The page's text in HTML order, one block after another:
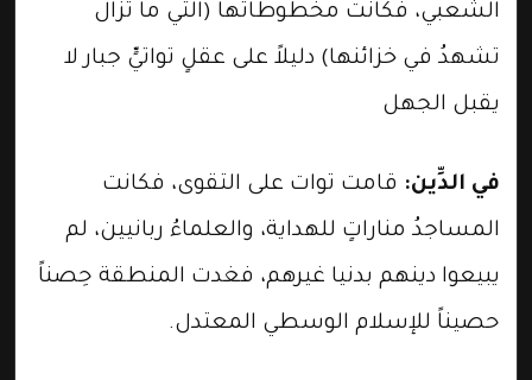
الشعبي، فكانت مخطوطاتها (التي ما تزال
تشهدُ في خزائنها) دليلاً على عقلٍ تواتيٍّ جبار لا
يقبل الجهل
في الدِّين: قامت توات على التقوى، فكانت
المساجدُ مناراتٍ للهداية، والعلماءُ ربانيين، لم
يبيعوا دينهم بدنيا غيرهم، فغدت المنطقة حِصناً
حصيناً للإسلام الوسطي المعتدل.